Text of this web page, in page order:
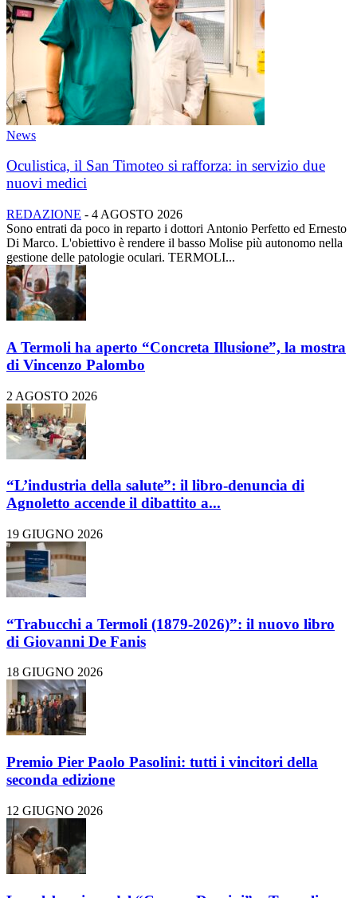
News
Oculistica, il San Timoteo si rafforza: in servizio due
nuovi medici
REDAZIONE - 4 AGOSTO 2026
Sono entrati da poco in reparto i dottori Antonio Perfetto ed Ernesto
Di Marco. L'obiettivo è rendere il basso Molise più autonomo nella
gestione delle patologie oculari. TERMOLI...
A Termoli ha aperto “Concreta Illusione”, la mostra
di Vincenzo Palombo
2 AGOSTO 2026
“L’industria della salute”: il libro-denuncia di
Agnoletto accende il dibattito a...
19 GIUGNO 2026
“Trabucchi a Termoli (1879-2026)”: il nuovo libro
di Giovanni De Fanis
18 GIUGNO 2026
Premio Pier Paolo Pasolini: tutti i vincitori della
seconda edizione
12 GIUGNO 2026